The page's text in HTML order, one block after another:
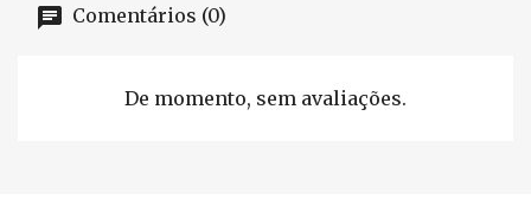
Comentários (0)
De momento, sem avaliações.